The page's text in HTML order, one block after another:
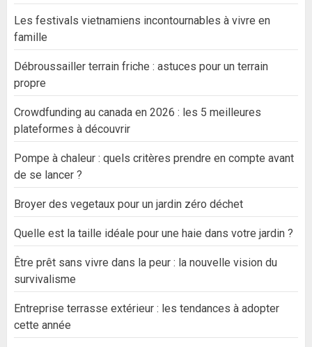
Les festivals vietnamiens incontournables à vivre en
famille
Débroussailler terrain friche : astuces pour un terrain
propre
Crowdfunding au canada en 2026 : les 5 meilleures
plateformes à découvrir
Pompe à chaleur : quels critères prendre en compte avant
de se lancer ?
Broyer des vegetaux pour un jardin zéro déchet
Quelle est la taille idéale pour une haie dans votre jardin ?
Être prêt sans vivre dans la peur : la nouvelle vision du
survivalisme
Entreprise terrasse extérieur : les tendances à adopter
cette année